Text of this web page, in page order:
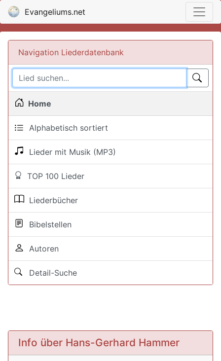
Evangeliums.net
Navigation Liederdatenbank
Home
Alphabetisch sortiert
Lieder mit Musik (MP3)
TOP 100 Lieder
Liederbücher
Bibelstellen
Autoren
Detail-Suche
Info über Hans-Gerhard Hammer